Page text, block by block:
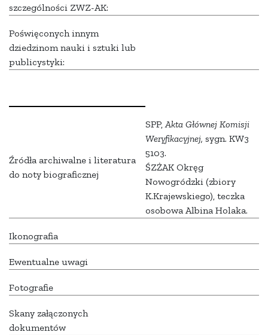
szczególności ZWZ-AK:
Poświęconych innym
dziedzinom nauki i sztuki lub
publicystyki:
Źródła archiwalne i literatura
do noty biograficznej
SPP,Akta Głównej Komisji
Weryfikacyjnej, sygn. KW3
5103.
ŚZŻAK Okręg
Nowogródzki (zbiory
K.Krajewskiego), teczka
osobowa Albina Holaka.
Ikonografia
Ewentualne uwagi
Fotografie
Skany załączonych
dokumentów